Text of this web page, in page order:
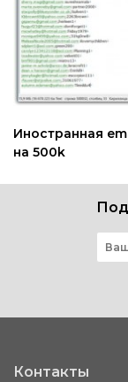
Иностранная
на 500k
Контакты